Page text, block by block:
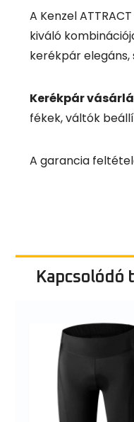
A Kenzel
kiváló
kerékpár
Kerékpár
fékek, váltók
A garancia
Kapcsolódó